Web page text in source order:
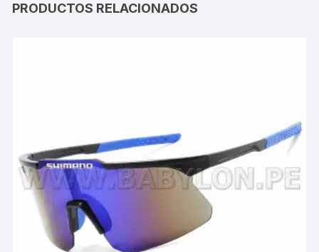
PRODUCTOS RELACIONADOS